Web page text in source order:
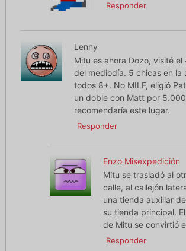
Responder
Lenny
Mitu es ahora Dozo, visité el
del mediodía. 5 chicas en la
todos 8+. No MILF, eligió
un doble con Matt por
recomendaría este lugar.
Responder
Enzo Misexpedición
Mitu se trasladó al
calle, al callejón
una tienda auxiliar
su tienda principal.
de Mitu se convirtió
Responder